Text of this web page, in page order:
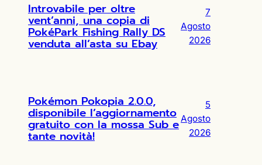
Introvabile per oltre
vent’anni, una copia di
PokéPark Fishing Rally DS
venduta all’asta su Ebay
7
Agosto
2026
Pokémon Pokopia 2.0.0,
disponibile l’aggiornamento
gratuito con la mossa Sub e
tante novità!
5
Agosto
2026